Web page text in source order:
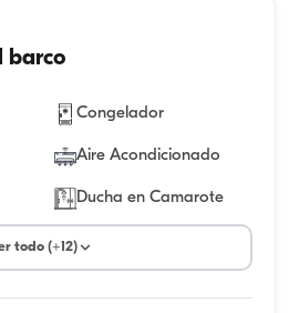
barco
Congelador
Aire Acondicionado
Ducha en Camarote
todo (+12)